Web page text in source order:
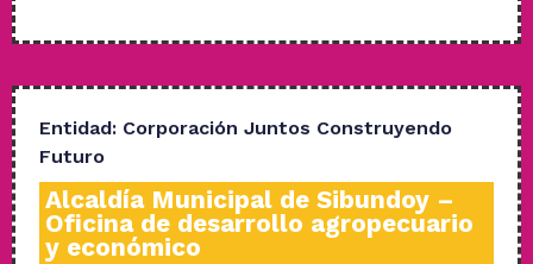
Entidad: Corporación Juntos Construyendo
Futuro
Alcaldía Municipal de Sibundoy –
Oficina de desarrollo agropecuario
y económico